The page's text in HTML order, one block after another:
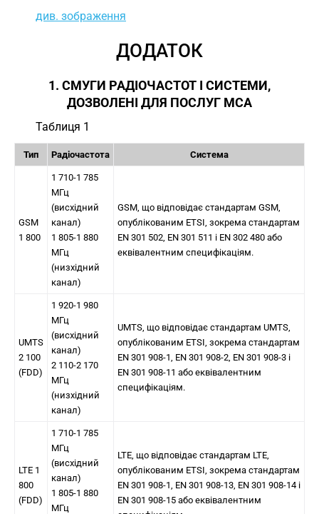
див. зображення
ДОДАТОК
1. СМУГИ РАДІОЧАСТОТ І СИСТЕМИ,
ДОЗВОЛЕНІ ДЛЯ ПОСЛУГ MCA
Таблиця 1
Тип Радіочастота Система
GSM
1 800
1 710-1 785
МГц
(висхідний
канал)
1 805-1 880
МГц
(низхідний
канал)
GSM, що відповідає стандартам GSM,
опублікованим ETSI, зокрема стандартам
EN 301 502, EN 301 511 і EN 302 480 або
еквівалентним специфікаціям.
UMTS
2 100
(FDD)
1 920-1 980
МГц
(висхідний
канал)
2 110-2 170
МГц
(низхідний
канал)
UMTS, що відповідає стандартам UMTS,
опублікованим ETSI, зокрема стандартам
EN 301 908-1, EN 301 908-2, EN 301 908-3 і
EN 301 908-11 або еквівалентним
специфікаціям.
LTE 1
800
(FDD)
1 710-1 785
МГц
(висхідний
канал)
1 805-1 880
МГц
LTE, що відповідає стандартам LTE,
опублікованим ETSI, зокрема стандартам
EN 301 908-1, EN 301 908-13, EN 301 908-14 і
EN 301 908-15 або еквівалентним